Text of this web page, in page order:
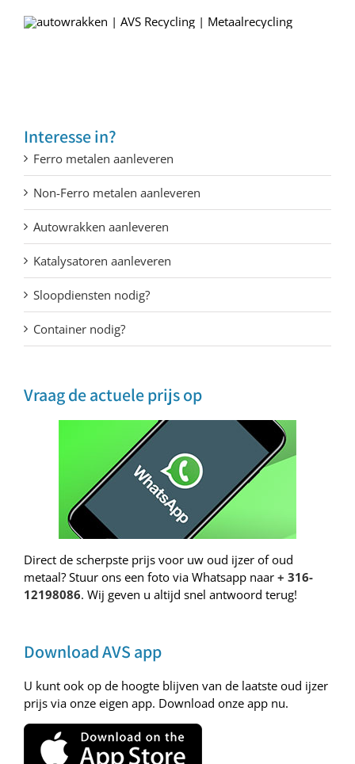
Interesse in?
Ferro metalen aanleveren
Non-Ferro metalen aanleveren
Autowrakken aanleveren
Katalysatoren aanleveren
Sloopdiensten nodig?
Container nodig?
Vraag de actuele prijs op
Direct de scherpste prijs voor uw oud ijzer of oud
metaal? Stuur ons een foto via Whatsapp naar + 316-
12198086. Wij geven u altijd snel antwoord terug!
Download AVS app
U kunt ook op de hoogte blijven van de laatste oud ijzer
prijs via onze eigen app. Download onze app nu.